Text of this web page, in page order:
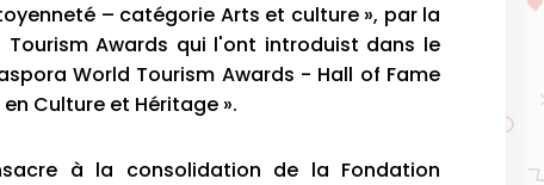
– catégorie Arts et culture », par la
Tourism Awards qui l'ont introduist dans le
World Tourism Awards - Hall of Fame
Culture et Héritage ».
à la consolidation de la Fondation